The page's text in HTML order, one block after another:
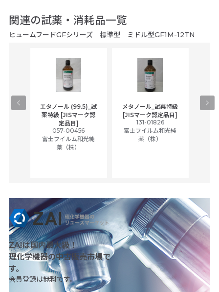
関連の試薬・消耗品一覧
ヒュームフードGFシリーズ 標準型 ミドル型GF1M-12TN
エタノール (99.5)_試
薬特級 [JISマーク認
定品目]
057-00456
富士フイルム和光純
薬（株）
メタノール_試薬特級
[JISマーク認定品目]
131-01826
富士フイルム和光純
薬（株）
ア
ZAIは国内最大級！
理化学機器の中古販売市場で
す。
会員登録は無料です。